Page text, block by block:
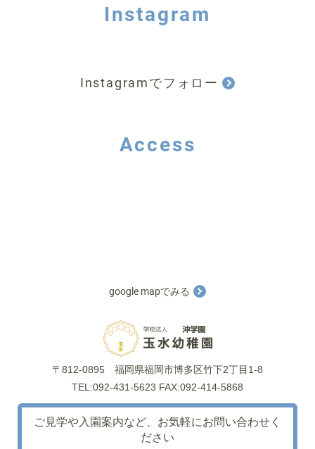
Instagram
Instagramでフォロー
Access
google mapでみる
〒812-0895 福岡県福岡市博多区竹下2丁目1-8
TEL:092-431-5623 FAX:092-414-5868
ご見学や入園案内など、 お気軽にお問い合わせく
ださい